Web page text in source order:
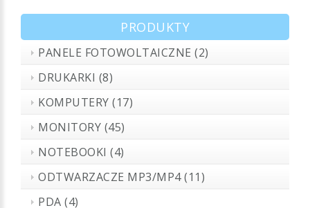
PRODUKTY
PANELE FOTOWOLTAICZNE (2)
DRUKARKI (8)
KOMPUTERY (17)
MONITORY (45)
NOTEBOOKI (4)
ODTWARZACZE MP3/MP4 (11)
PDA (4)